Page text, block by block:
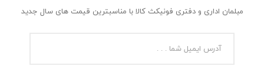
مبلمان اداری و دفتری فونیکث کالا با مناسبترین قیمت های سال جدید